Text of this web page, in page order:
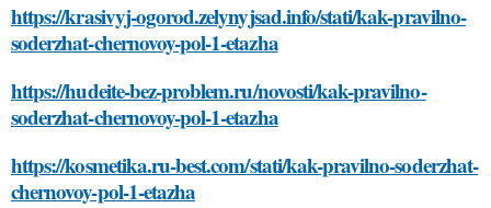
https://krasivyj-ogorod.zelynyjsad.info/stati/kak-pravilno-
soderzhat-chernovoy-pol-1-etazha
https://hudeite-bez-problem.ru/novosti/kak-pravilno-
soderzhat-chernovoy-pol-1-etazha
https://kosmetika.ru-best.com/stati/kak-pravilno-soderzhat-
chernovoy-pol-1-etazha